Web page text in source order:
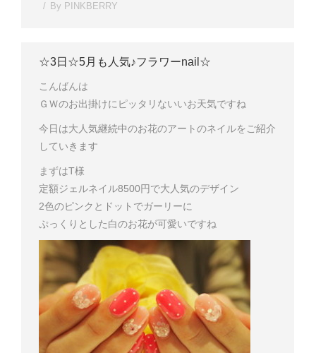
By PINKBERRY
☆3日☆5月も人気♪フラワーnail☆
こんばんは
ＧＷのお出掛けにピッタリないいお天気ですね
今日は大人気継続中のお花のアートのネイルをご紹介
していきます
まずはT様
定額ジェルネイル8500円で大人気のデザイン
2色のピンクとドットでガーリーに
ぷっくりとした白のお花が可愛いですね